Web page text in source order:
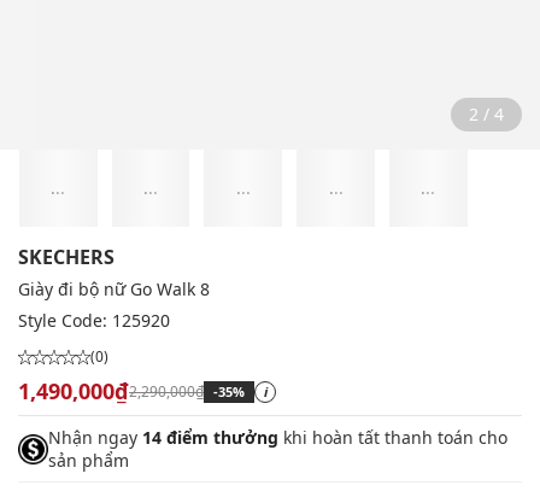
2 / 4
... ... ... ... ...
SKECHERS
Giày đi bộ nữ Go Walk 8
Style Code: 125920
(0)
1,490,000₫2,290,000₫ -35% i
Nhận ngay 14 điểm thưởng khi hoàn tất thanh toán cho
sản phẩm